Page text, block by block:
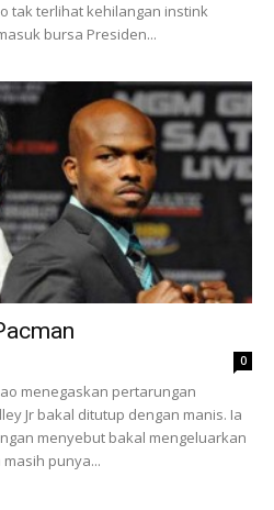
tak terlihat kehilangan instink
bursa Presiden...
0
menegaskan pertarungan
Jr bakal ditutup dengan manis. Ia
menyebut bakal mengeluarkan
punya...